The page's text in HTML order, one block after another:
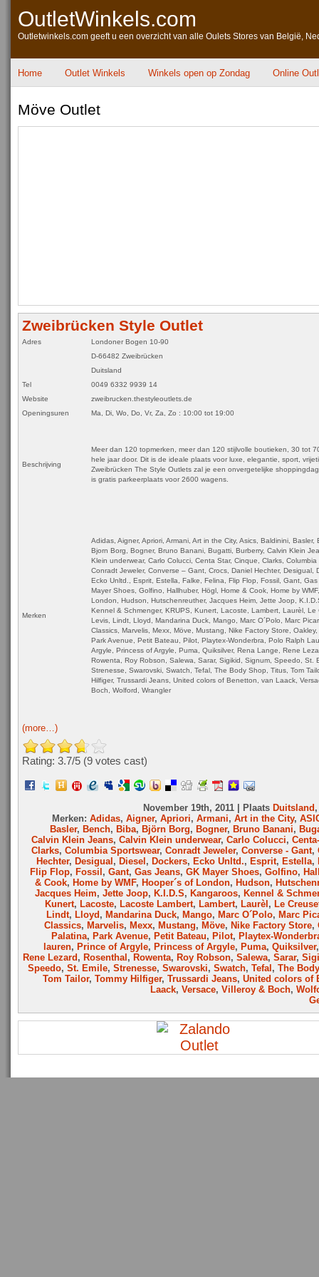
OutletWinkels.com
Outletwinkels.com geeft u een overzicht van alle Oulets Stores van België,
Home Outlet Winkels Winkels open op Zondag Online
Möve Outlet
Zweibrücken Style Outlet
Adres
Londoner Bogen 10-90
D-66482 Zweibrücken
Duitsland
Tel
0049 6332 9939 14
Website
zweibrucken.thestyleoutlets.de
Openingsuren
Ma, Di, Wo, Do, Vr, Za, Zo : 10:00 tot 19:00
Beschrijving
Meer dan 120 topmerken, meer dan 120 stijlvolle boutieken, 30 tot
hele jaar door. Dit is de ideale plaats voor luxe, elegantie, sport,
Zweibrücken The Style Outlets zal je een onvergetelijke
is gratis parkeerplaats voor 2600 wagens.
Merken
Adidas, Aigner, Apriori, Armani, Art in the City, Asics, Baldinini, Basler,
Bjorn Borg, Bogner, Bruno Banani, Bugatti, Burberry, Calvin Klein
Klein underwear, Carlo Colucci, Centa Star, Cinque, Clarks, Columbia
Conradt Jeweler, Converse – Gant, Crocs, Daniel Hechter, Desigual,
Ecko Unltd., Esprit, Estella, Falke, Felina, Flip Flop, Fossil, Gant,
Mayer Shoes, Golfino, Hallhuber, Högl, Home & Cook, Home by
London, Hudson, Hutschenreuther, Jacques Heim, Jette Joop,
Kennel & Schmenger, KRUPS, Kunert, Lacoste, Lambert, Laurèl, Le
Levis, Lindt, Lloyd, Mandarina Duck, Mango, Marc O´Polo, Marc
Classics, Marvelis, Mexx, Möve, Mustang, Nike Factory Store,
Park Avenue, Petit Bateau, Pilot, Playtex-Wonderbra, Polo Ralph
Argyle, Princess of Argyle, Puma, Quiksilver, Rena Lange, Rene
Rowenta, Roy Robson, Salewa, Sarar, Sigikid, Signum, Speedo, St.
Strenesse, Swarovski, Swatch, Tefal, The Body Shop, Titus, Tom
Hilfiger, Trussardi Jeans, United colors of Benetton, van Laack,
Boch, Wolford, Wrangler
(more…)
Rating: 3.7/5 (9 votes cast)
November 19th, 2011 | Plaats Duitsland
Merken: Adidas, Aigner, Apriori, Armani, Art in the City,
Basler, Bench, Biba, Björn Borg, Bogner, Bruno Banani,
Calvin Klein Jeans, Calvin Klein underwear, Carlo Colucci,
Clarks, Columbia Sportswear, Conradt Jeweler, Converse - Gant,
Hechter, Desigual , Diesel , Dockers, Ecko Unltd., Esprit, Estella,
Flip Flop, Fossil , Gant, Gas Jeans, GK Mayer Shoes, Golfino,
& Cook, Home by WMF, Hooper´s of London, Hudson,
Jacques Heim, Jette Joop, K.I.D.S, Kangaroos, Kennel &
Kunert, Lacoste, Lacoste Lambert, Lambert, Laurèl , Le
Lindt, Lloyd , Mandarina Duck, Mango, Marc O´Polo, Marc
Classics, Marvelis, Mexx, Mustang, Möve, Nike Factory Store,
Palatina, Park Avenue, Petit Bateau, Pilot, Playtex-
lauren, Prince of Argyle, Princess of Argyle, Puma, Quiksilver
Rene Lezard , Rosenthal , Rowenta, Roy Robson, Salewa, Sarar,
Speedo, St. Emile, Strenesse, Swarovski, Swatch, Tefal , The
Tom Tailor, Tommy Hilfiger, Trussardi Jeans, United colors of
Laack, Versace, Villeroy & Boch,